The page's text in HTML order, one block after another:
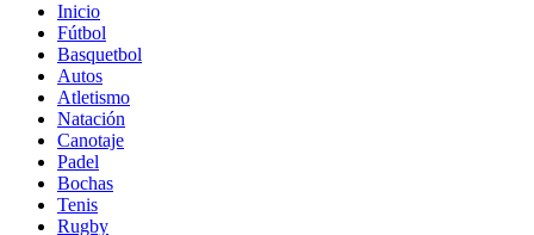
Inicio
Fútbol
Basquetbol
Autos
Atletismo
Natación
Canotaje
Padel
Bochas
Tenis
Rugby